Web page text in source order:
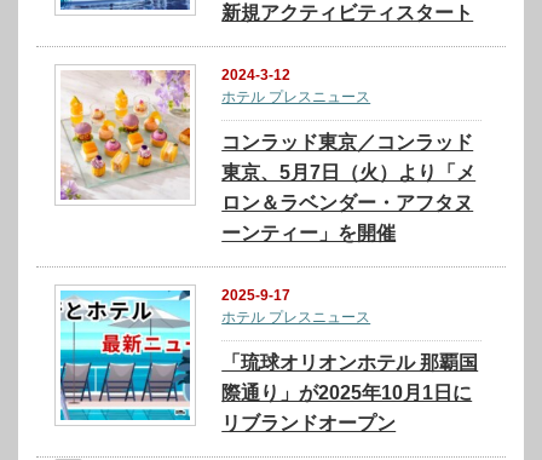
新規アクティビティスタート
2024-3-12
ホテル プレスニュース
コンラッド東京／コンラッド
東京、5月7日（火）より「メ
ロン＆ラベンダー・アフタヌ
ーンティー」を開催
2025-9-17
ホテル プレスニュース
「琉球オリオンホテル 那覇国
際通り」が2025年10月1日に
リブランドオープン